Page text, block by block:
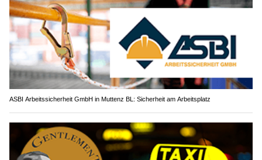
ASBI Arbeitssicherheit GmbH in Muttenz BL: Sicherheit am Arbeitsplatz